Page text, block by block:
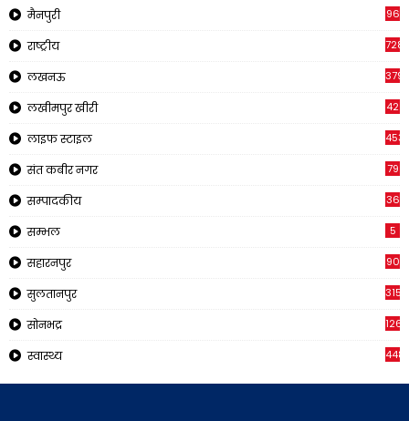
मैनपुरी 96
राष्ट्रीय 7285
लखनऊ 3793
लखीमपुर खीरी 42
लाइफ स्टाइल 453
संत कबीर नगर 79
सम्पादकीय 36
सम्भल 5
सहारनपुर 90
सुलतानपुर 315
सोनभद्र 1266
स्वास्थ्य 448